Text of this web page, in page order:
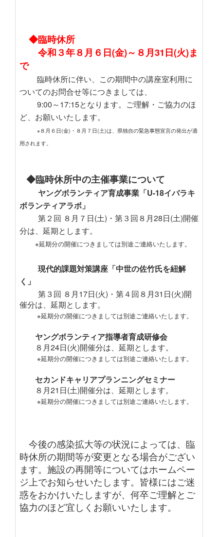
◆臨時休所
令和３年８月６日(金)～８月31日(火)ま
で
臨時休所に伴い、この期間中の講座室利用に
ついてのお問合せ等につきましては、
9:00～17:15となります。ご理解・ご協力のほ
ど、お願いいたします。
※８月６日(金)・８月７日(土)は、県独自の緊急事態宣言の発出が適
用されます。
◆臨時休所中の主催事業について
ヤングボランティア育成事業「U-18イバラキ
ボランティアラボ」
第２回 ８月７日(土)・第３回８月28日(土)開催
分は、延期とします。
※延期分の開催につきましては別途ご連絡いたします。
現代的課題対策講座「中世の佐竹氏を紐解
く」
第３回 ８月17日(火)・第４回８月31日(火)開
催分は、延期とします。
※延期分の開催につきましては別途ご連絡いたします。
ヤングボランティア指導者育成研修会
８月24日(火)開催分は、延期とします。
※延期分の開催につきましては別途ご連絡いたします。
セカンドキャリアプランニングセミナー
８月21日(土)開催分は、延期とします。
※延期分の開催につきましては別途ご連絡いたします。
今後の感染拡大等の状況によっては、臨
時休所の期間等が変更となる場合がござい
ます。施設の再開等についてはホームペー
ジ上でお知らせいたします。皆様にはご迷
惑をおかけいたしますが、何卒ご理解とご
協力のほど宜しくお願いいたします。